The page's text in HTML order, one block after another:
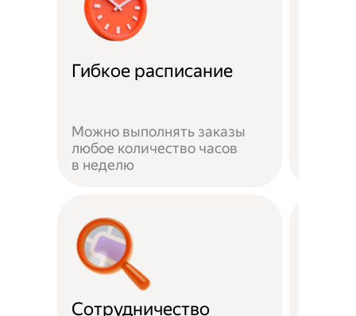
Гибкое расписание
Можно выполнять заказы
любое количество часов
в неделю
Сотрудничество